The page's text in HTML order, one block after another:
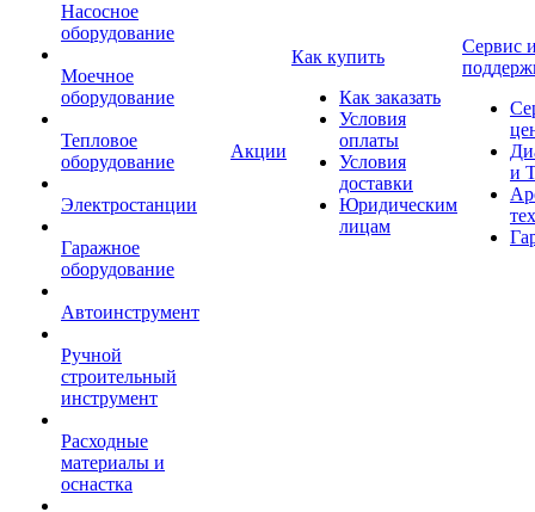
Насосное
оборудование
Моечное
оборудование
Тепловое
оборудование
Электростанции
Гаражное
оборудование
Автоинструмент
Ручной
строительный
инструмент
Расходные
материалы и
оснастка
Акции
Как купить
Как заказать
Условия
оплаты
Условия
доставки
Юридическим
лицам
Сервис
и